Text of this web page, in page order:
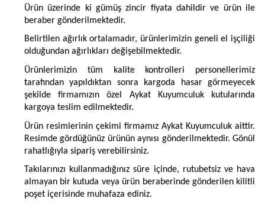
Ürün üzerinde ki gümüş zincir fiyata dahildir ve ürün ile
beraber gönderilmektedir.
Belirtilen ağırlık ortalamadır, ürünlerimizin geneli el işçiliği
olduğundan ağırlıkları değişebilmektedir.
Ürünlerimizin tüm kalite kontrolleri personellerimiz
tarafından yapıldıktan sonra kargoda hasar görmeyecek
şekilde firmamızın özel Aykat Kuyumculuk kutularında
kargoya teslim edilmektedir.
Ürün resimlerinin çekimi firmamız Aykat Kuyumculuk aittir.
Resimde gördüğünüz ürünün aynısı gönderilmektedir. Gönül
rahatlığıyla sipariş verebilirsiniz.
Takılarınızı kullanmadığınız süre içinde, rutubetsiz ve hava
almayan bir kutuda veya ürün beraberinde gönderilen kilitli
poşet içerisinde muhafaza ediniz.